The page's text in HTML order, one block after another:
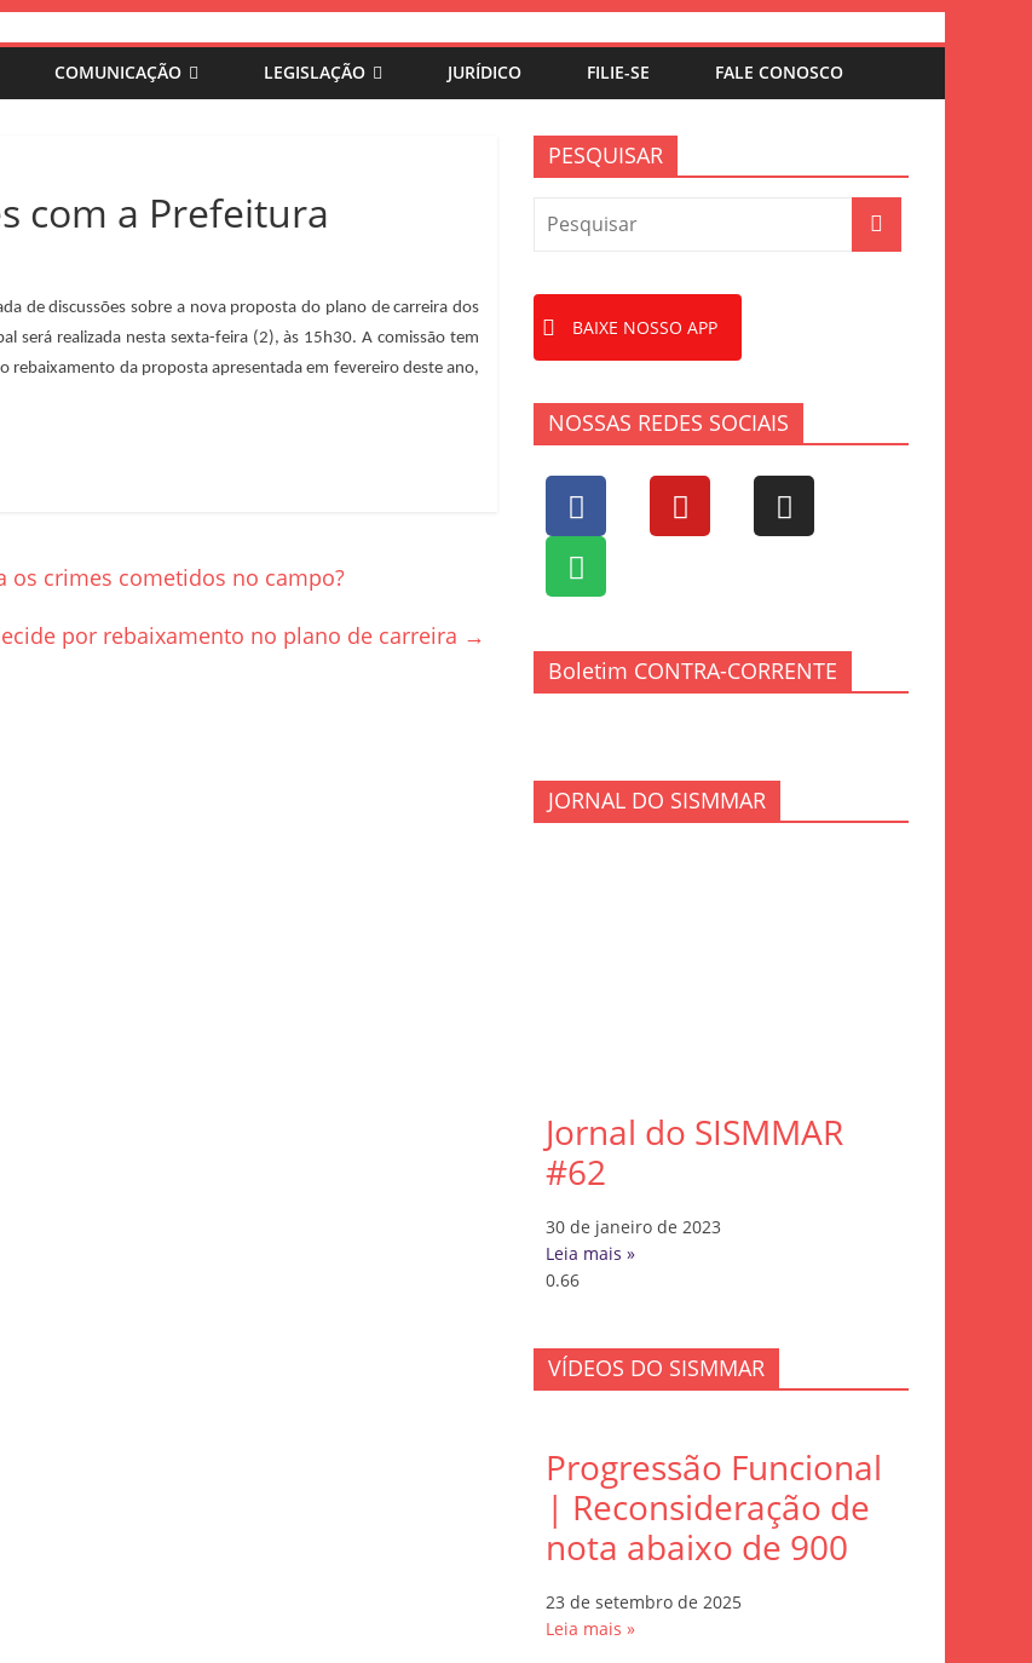
COMUNICAÇÃO LEGISLAÇÃO JURÍDICO FILIE-SE FALE CONOSCO
com a Prefeitura
de discussões sobre a nova proposta do plano de carreira dos
será realizada nesta sexta-feira (2), às 15h30. A comissão tem
rebaixamento da proposta apresentada em fevereiro deste ano,
os crimes cometidos no campo?
por rebaixamento no plano de carreira →
PESQUISAR
BAIXE NOSSO APP
NOSSAS REDES SOCIAIS
Boletim CONTRA-CORRENTE
JORNAL DO SISMMAR
Jornal do SISMMAR
#62
30 de janeiro de 2023
Leia mais »
VÍDEOS DO SISMMAR
Progressão Funcional
| Reconsideração de
nota abaixo de 900
23 de setembro de 2025
Leia mais »